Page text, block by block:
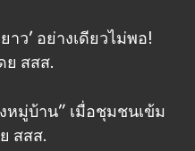
ว’ อย่างเดียวไม่พอ!
ย สสส.
หมู่บ้าน” เมื่อชุมชนเข้ม
สสส.